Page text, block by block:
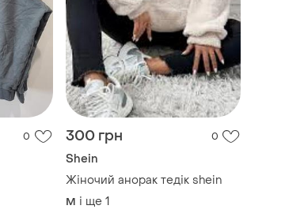
0 300 грн 0
Shein
Жіночий анорак тедік shein
M і ще 1